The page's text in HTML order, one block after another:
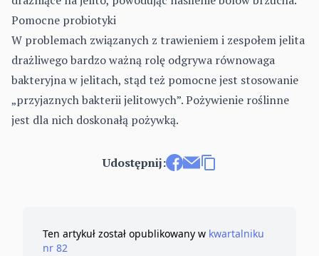
Pomocne probiotyki
W problemach związanych z trawieniem i zespołem jelita
drażliwego bardzo ważną rolę odgrywa równowaga
bakteryjna w jelitach, stąd też pomocne jest stosowanie
„przyjaznych bakterii jelitowych”. Pożywienie roślinne
jest dla nich doskonałą pożywką.
Udostępnij:
Ten artykuł został opublikowany w kwartalniku
nr 82